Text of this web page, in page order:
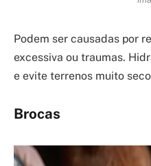
Podem ser causadas por
excessiva ou traumas.
e evite terrenos muito
Brocas